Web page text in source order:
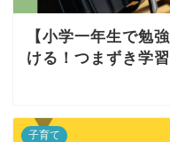
【小学一年生で勉
ける！つまずき学
子育て